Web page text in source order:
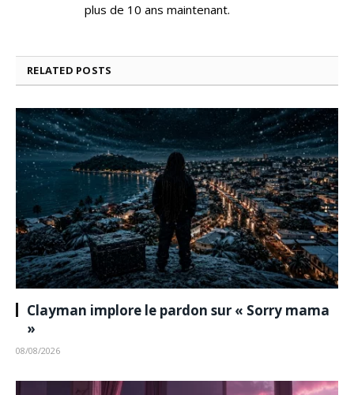
plus de 10 ans maintenant.
RELATED POSTS
Clayman implore le pardon sur « Sorry mama
»
08/08/2026